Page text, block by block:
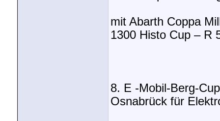
mit Abarth Coppa
1300 Histo Cup – R
8. E -Mobil-Berg-
Osnabrück für